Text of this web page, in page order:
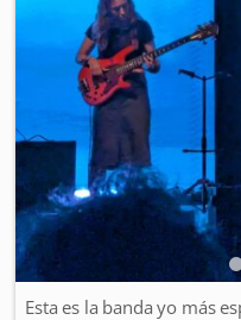
Esta es la banda yo más